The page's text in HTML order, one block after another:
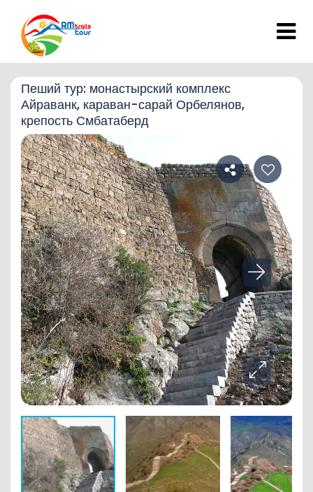
Пеший тур: монастырский комплекс
Айраванк, караван-сарай Орбелянов,
крепость Смбатаберд